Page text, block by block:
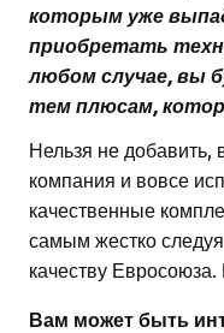
которым уже
приобретать
любом случае, вы
тем плюсам,
Нельзя не добавить,
компания и вовсе
качественные
самым жестко
качеству
Вам может быть